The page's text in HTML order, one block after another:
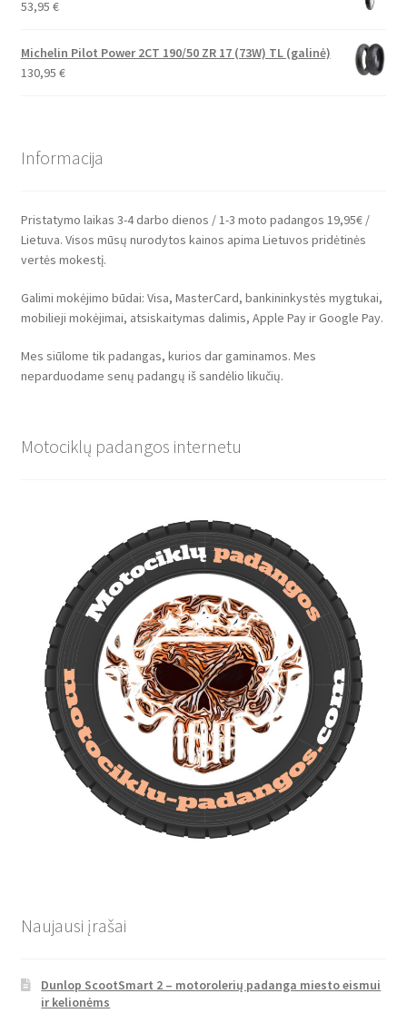
53,95 €
Michelin Pilot Power 2CT 190/50 ZR 17 (73W) TL (galinė)
130,95 €
Informacija
Pristatymo laikas 3-4 darbo dienos / 1-3 moto padangos 19,95€ /
Lietuva. Visos mūsų nurodytos kainos apima Lietuvos pridėtinės
vertės mokestį.
Galimi mokėjimo būdai: Visa, MasterCard, bankininkystės mygtukai,
mobilieji mokėjimai, atsiskaitymas dalimis, Apple Pay ir Google Pay.
Mes siūlome tik padangas, kurios dar gaminamos. Mes
neparduodame senų padangų iš sandėlio likučių.
Motociklų padangos internetu
Naujausi įrašai
Dunlop ScootSmart 2 – motorolerių padanga miesto eismui
ir kelionėms